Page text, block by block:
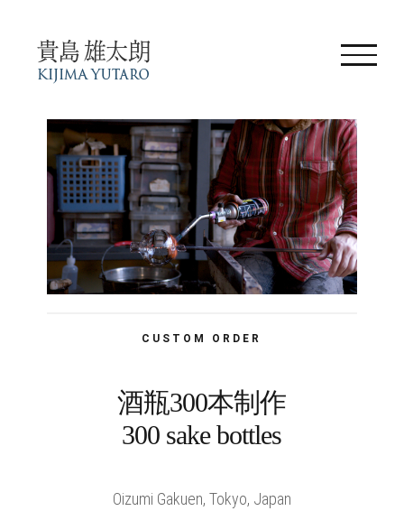
content
CUSTOM ORDER
酒瓶300本制作
300 sake bottles
Oizumi Gakuen, Tokyo, Japan